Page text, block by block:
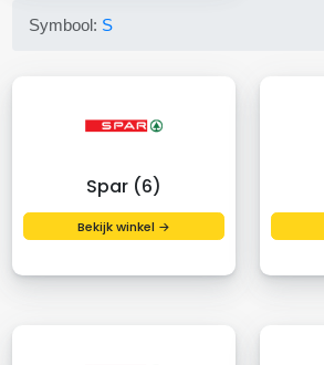
Symbool: S
Spar (6)
Bekijk winkel →